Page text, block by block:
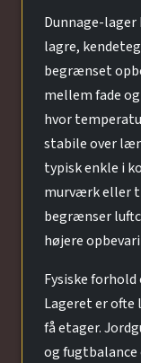
Dunnage-
lagre,
begrænset
mellem fade
hvor
stabile over
typisk enkle i
murværk eller
begrænser
højere
Fysiske
Lageret er
få etager.
og